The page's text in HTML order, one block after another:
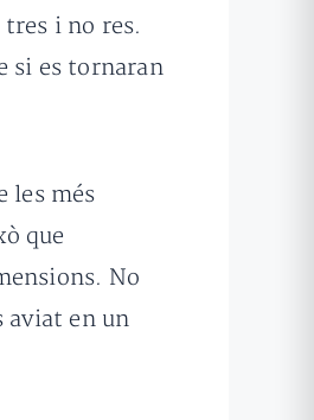
i no res.
si es tornaran
les més
que
No
aviat en un